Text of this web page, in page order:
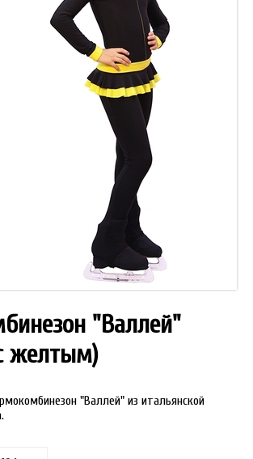
"Валлей"
желтым)
"Валлей" из итальянской